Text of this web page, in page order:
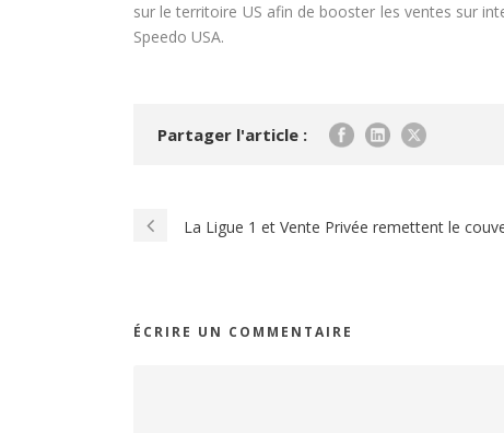
sur le territoire US afin de booster les ventes sur
Speedo USA.
Partager l'article :
La Ligue 1 et Vente Privée remettent le
ÉCRIRE UN COMMENTAIRE